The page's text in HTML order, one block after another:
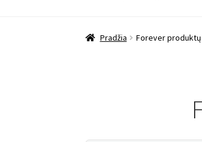
Pradžia Forever